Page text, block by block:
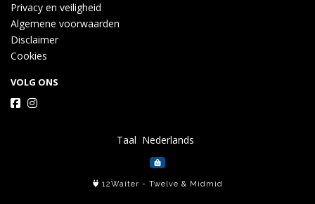
Privacy en veiligheid
Algemene voorwaarden
Disclaimer
Cookies
VOLG ONS
Taal
12Waiter - Twelve & Midmid